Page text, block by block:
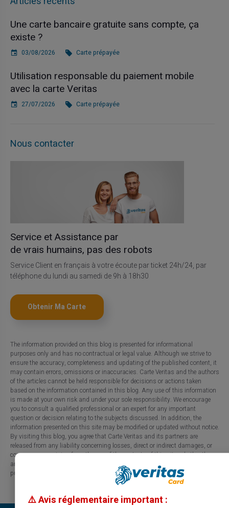
Une carte bancaire gratuite sans compte, ça
existe ?
03/08/2026 Carte prépayée
Utilisation responsable du paiement mobile
avec la carte Veritas
27/07/2026 Carte prépayée
Nous contacter
Service et Assistance par
de vrais humains, pas des robots
Service Client en français à votre écoute par ticket 24h/24, par
téléphone du lundi au samedi de 9h à 18h30
Obtenir Ma Carte
The information provided on this blog is presented for informational
purposes only and has no contractual or legal value. Although we strive to
ensure the accuracy, completeness and updating of the published content, it
may contain errors, omissions or inaccuracies. Carte Veritas and the authors
of the articles cannot be held responsible for decisions or actions taken
based on the information contained in this blog. Any use of this information
is made at your own risk and under your sole responsibility. We encourage
you to consult a qualified professional or an expert for any important
question or decision relating to the subjects discussed. In addition, the
information presented on this site may be modified or updated without notice.
By visiting this blog, you agree that Carte Veritas and its partners are
released from any liability concerning losses, direct or indirect damages, or
consequences arising from the use of the contents of this site, whether they
are linked to errors, omissions or the interpretation of the information
published.
⚠️ Avis réglementaire important :